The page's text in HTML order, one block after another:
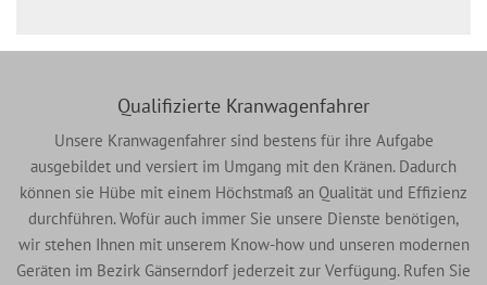
Qualifizierte Kranwagenfahrer
Unsere Kranwagenfahrer sind bestens für ihre Aufgabe
ausgebildet und versiert im Umgang mit den Kränen. Dadurch
können sie Hübe mit einem Höchstmaß an Qualität und Effizienz
durchführen. Wofür auch immer Sie unsere Dienste benötigen,
wir stehen Ihnen mit unserem Know-how und unseren modernen
Geräten im Bezirk Gänserndorf jederzeit zur Verfügung. Rufen Sie